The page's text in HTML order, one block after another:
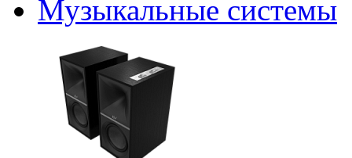
Музыкальные системы